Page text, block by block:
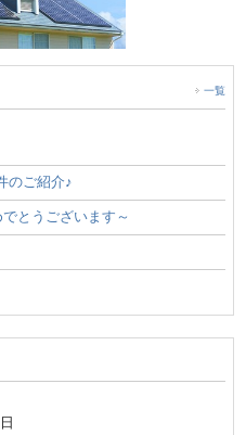
一覧
のご紹介♪
とうございます～
日